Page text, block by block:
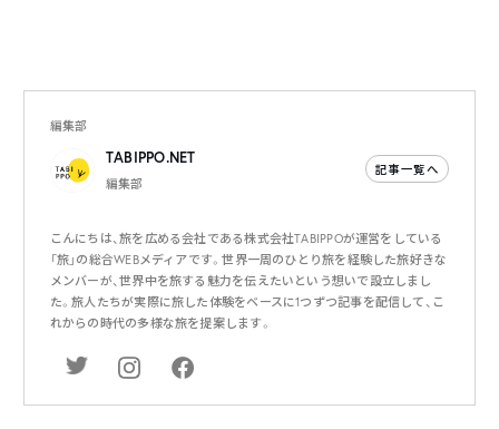
編集部
TABIPPO.NET
編集部
記事一覧へ
こんにちは、旅を広める会社である株式会社TABIPPOが運営をしている
「旅」の総合WEBメディアです。世界一周のひとり旅を経験した旅好きな
メンバーが、世界中を旅する魅力を伝えたいという想いで設立しまし
た。旅人たちが実際に旅した体験をベースに1つずつ記事を配信して、こ
れからの時代の多様な旅を提案します。